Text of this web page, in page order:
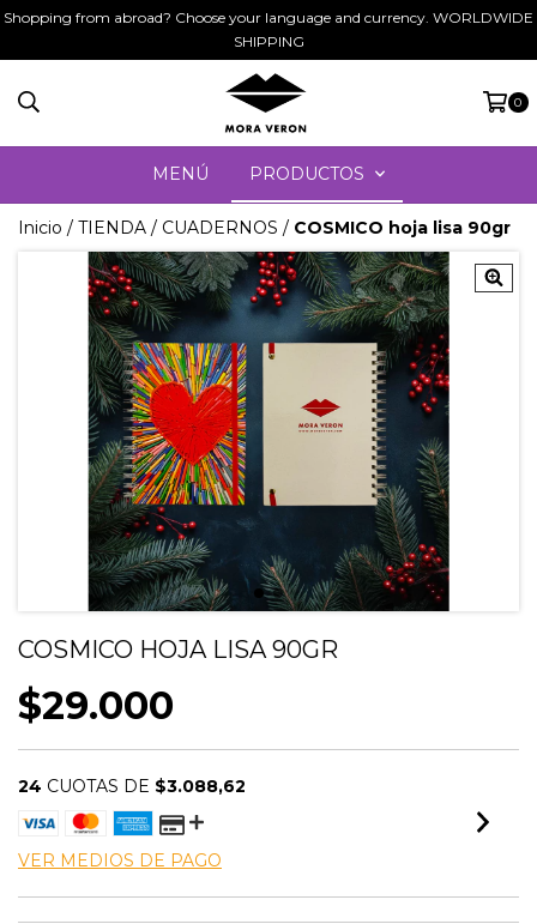
Shopping from abroad? Choose your language and currency. WORLDWIDE
SHIPPING
0
MENÚ PRODUCTOS
Inicio / TIENDA / CUADERNOS / COSMICO hoja lisa 90gr
COSMICO HOJA LISA 90GR
$29.000
24 CUOTAS DE $3.088,62
VER MEDIOS DE PAGO